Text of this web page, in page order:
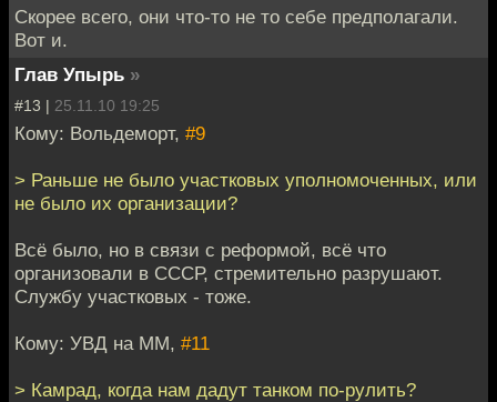
Скорее всего, они что-то не то себе предполагали.
Вот и.
Глав Упырь »
#13 | 25.11.10 19:25
Кому: Вольдеморт, #9
> Раньше не было участковых уполномоченных, или
не было их организации?
Всё было, но в связи с реформой, всё что
организовали в СССР, стремительно разрушают.
Службу участковых - тоже.
Кому: УВД на ММ, #11
> Камрад, когда нам дадут танком по-рулить?